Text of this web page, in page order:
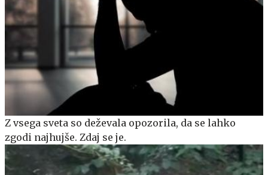
Z vsega sveta so deževala opozorila, da se lahko
zgodi najhujše. Zdaj se je.